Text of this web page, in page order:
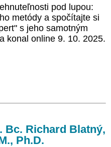
pod lupou:
metódy a spočítajte si
s jeho samotným
konal online 9. 10. 2025.
Bc. Richard Blatný,
Ph.D.